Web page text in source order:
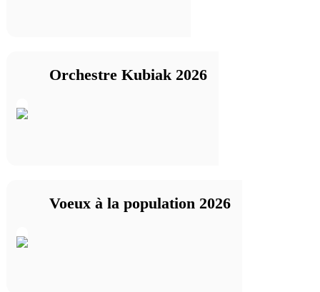
Orchestre Kubiak 2026
Voeux à la population 2026